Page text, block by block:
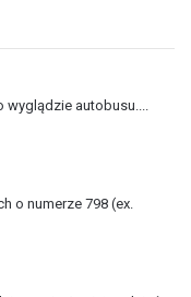
autobusu....
o numerze 798 (ex.